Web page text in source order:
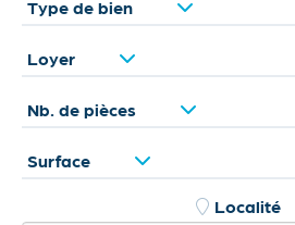
full
Notre histoire
Type de bien
Loyer
Nb. de pièces
Surface